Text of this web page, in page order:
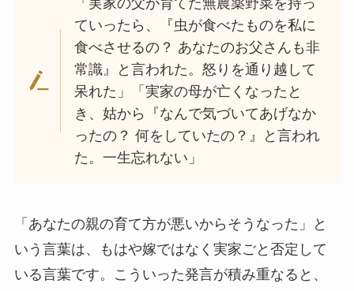
「実家の父が育てた無農薬野菜を持っ
ていったら、『虫が食べたものを私に
食べさせるの？ あなたのお父さんも非
常識』と言われた。怒りを通り越して
呆れた」「実家の母が亡くなったと
き、姑から『なんで気づいてあげなか
ったの？ 何をしていたの？』と言われ
た。一生忘れない」
「あなたの親の育て方が悪いからそうなった」と
いう言葉は、もはや嫁ではなく実家ごと否定して
いる言葉です。こういった発言が積み重なると、